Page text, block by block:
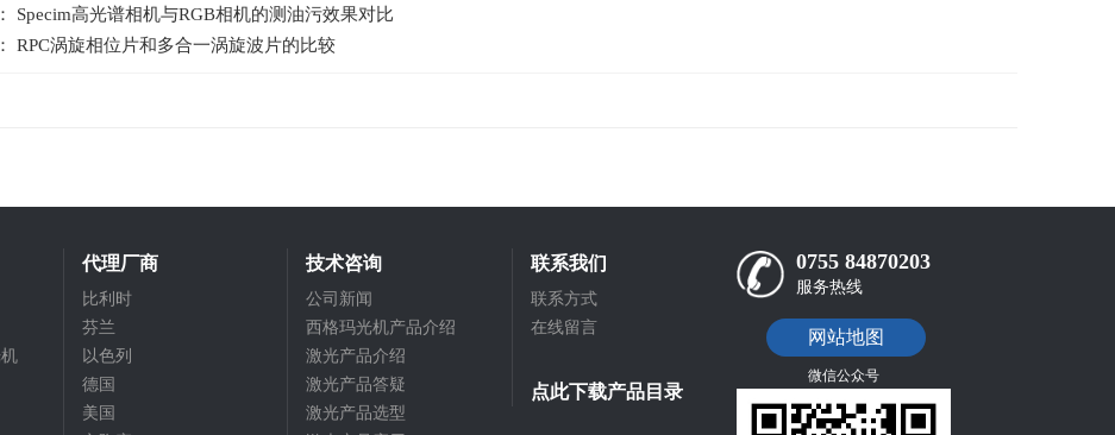
Specim高光谱相机与RGB相机的测油污效果对比
RPC涡旋相位片和多合一涡旋波片的比较
代理厂商
比利时
芬兰
以色列
德国
美国
技术咨询
公司新闻
西格玛光机产品介绍
激光产品介绍
激光产品答疑
激光产品选型
联系我们
联系方式
在线留言
点此下载产品目录
0755 84870203
服务热线
网站地图
微信公众号